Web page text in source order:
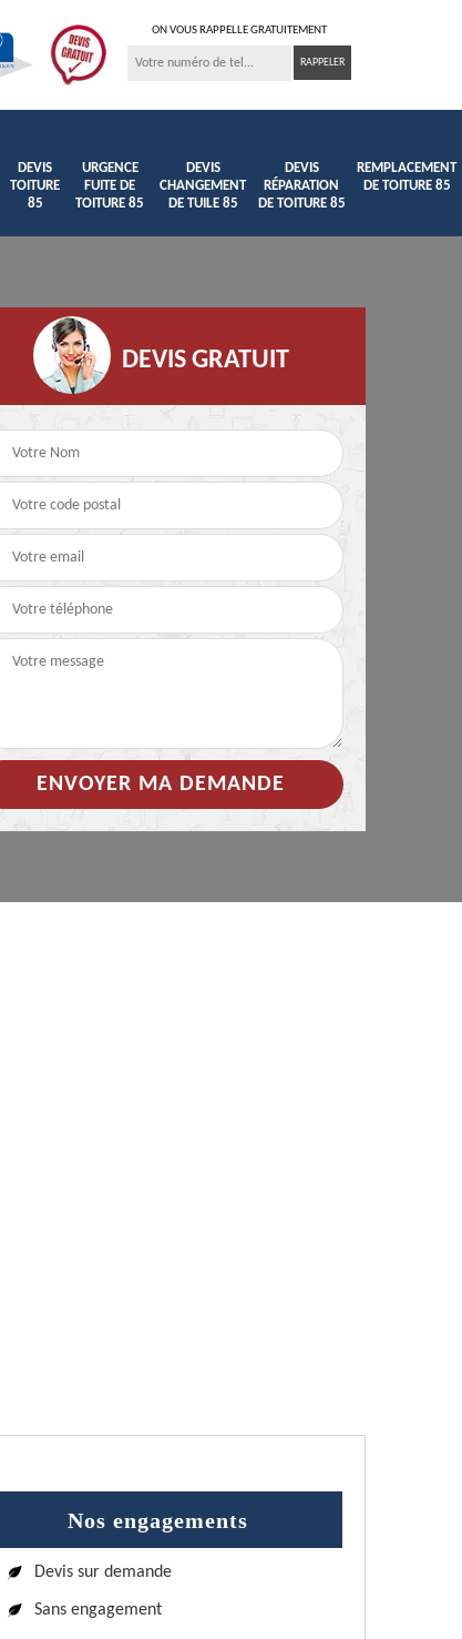
ON VOUS RAPPELLE GRATUITEMENT
DEVIS
TOITURE
85
URGENCE
FUITE DE
TOITURE 85
DEVIS
CHANGEMENT
DE TUILE 85
DEVIS
RÉPARATION
DE TOITURE 85
REMPLACEMENT
DE TOITURE 85
Hydrofuge coloré pour
toiture 85
Démoussage
nettoyage de tuile 85
DEVIS GRATUIT
Nos engagements
Devis sur demande
Sans engagement